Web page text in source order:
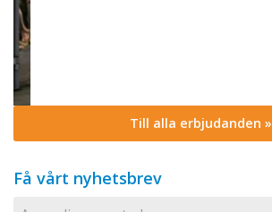
Till alla erbjudanden »
Få vårt nyhetsbrev